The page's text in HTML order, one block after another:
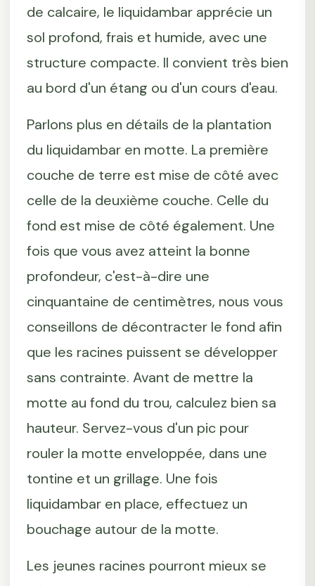
de calcaire, le liquidambar apprécie un
sol profond, frais et humide, avec une
structure compacte. Il convient très bien
au bord d'un étang ou d'un cours d'eau.
Parlons plus en détails de la plantation
du liquidambar en motte. La première
couche de terre est mise de côté avec
celle de la deuxième couche. Celle du
fond est mise de côté également. Une
fois que vous avez atteint la bonne
profondeur, c'est-à-dire une
cinquantaine de centimètres, nous vous
conseillons de décontracter le fond afin
que les racines puissent se développer
sans contrainte. Avant de mettre la
motte au fond du trou, calculez bien sa
hauteur. Servez-vous d'un pic pour
rouler la motte enveloppée, dans une
tontine et un grillage. Une fois
liquidambar en place, effectuez un
bouchage autour de la motte.
Les jeunes racines pourront mieux se